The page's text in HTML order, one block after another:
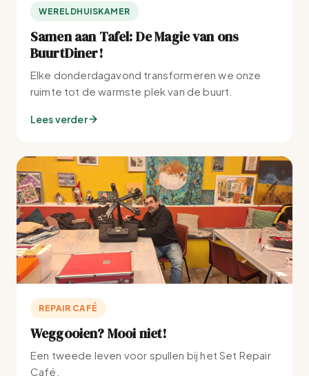
WERELDHUISKAMER
Samen aan Tafel: De Magie van ons
BuurtDiner!
Elke donderdagavond transformeren we onze
ruimte tot de warmste plek van de buurt.
Lees verder
REPAIR CAFÉ
Weggooien? Mooi niet!
Een tweede leven voor spullen bij het Set Repair
Café.